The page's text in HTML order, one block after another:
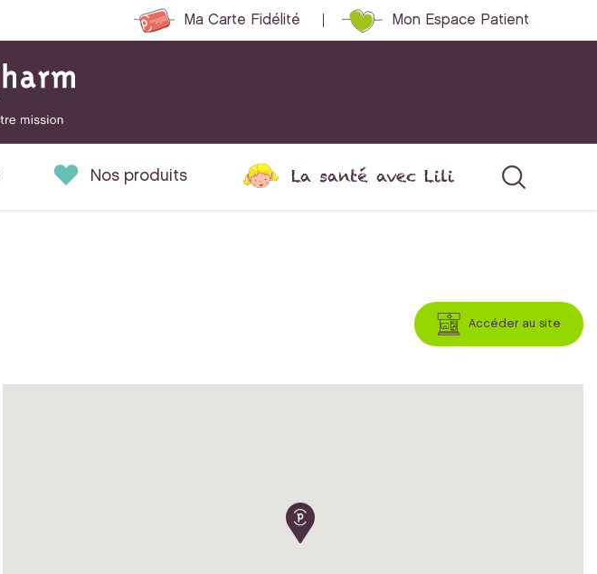
Ma Carte Fidélité Mon Espace Patient
Nos produits La santé avec Lili
Accéder au site